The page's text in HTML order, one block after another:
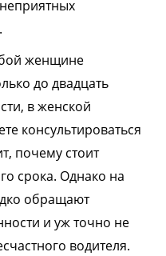
женщине
до двадцать
в женской
консультироваться
почему стоит
срока. Однако на
обращают
и уж точно не
водителя.